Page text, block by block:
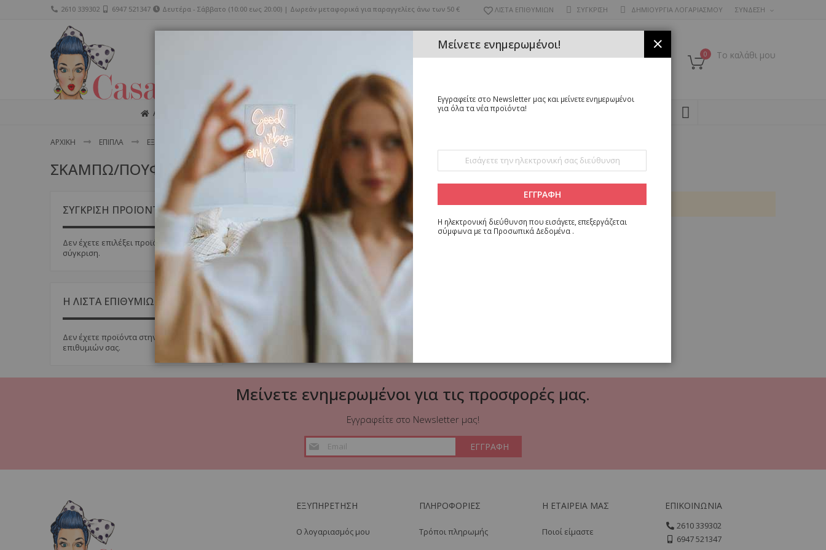
2610 339302 6947 521347 Δευτέρα - Σάββατο (10:00 εως 20:00) | Δωρεάν μεταφορικά για παραγγελίες άνω των 50 €Μετάβαση ΛΙΣΤΑ ΕΠΙΘΥΜΙΩΝ ΣΥΓΚΡΙΣΗ ΣΥΝΔΕΣΗ
ΔΗΜΙΟΥΡΓΙΑ ΛΟΓΑΡΙΑΣΜΟΥ
Το καλάθι μου
0
ΑΡΧΙΚΗ ΔΙΑΚΟΣΜΗΣΗ ΛΕΥΚΑ ΕΙΔΗ ΦΩΤΙΣΤΙΚΑ ΕΠΟΧΙΑΚΑ
ΑΡΧΙΚΗ ΕΠΙΠΛΑ ΕΞΩΤΕΡΙΚΟΥ ΧΩΡΟΥ ΣΚΑΜΠΩ/ΠΟΥΦ
ΣΚΑΜΠΩ/ΠΟΥΦ
Δεν μπορούμε να βρούμε προϊόντα που να ταιριάζουν στην επιλογή.
ΣΥΓΚΡΙΣΗ ΠΡΟΪΟΝΤΩΝ
Δεν έχετε επιλέξει προϊόντα για
σύγκριση.
Η ΛΙΣΤΑ ΕΠΙΘΥΜΙΩΝ ΜΟΥ
Δεν έχετε προϊόντα στην λίστα
επιθυμιών σας.
Μείνετε ενημερωμένοι για τις προσφορές μας.
Εγγραφείτε στο Newsletter μας!
Εγγραφή
Ενημερωτικό
Δελτίο:
ΕΓΓΡΑΦΗ
ΕΞΥΠΗΡΕΤΗΣΗ
Ο λογαριασμός μου
ΠΛΗΡΟΦΟΡΙΕΣ
Τρόποι πληρωμής
Η ΕΤΑΙΡΕΙΑ ΜΑΣ
Ποιοί είμαστε
ΕΠΙΚΟΙΝΩΝΙΑ
2610 339302
6947 521347
ΚΛΕΊΣΙΜΟ
Μείνετε ενημερωμένοι!
Εγγραφείτε στο Newsletter μας και μείνετε ενημερωμένοι
για όλα τα νέα προϊόντα!
Εγγραφή
Ενημερωτικό
Δελτίο:
ΕΓΓΡΑΦΗ
Η ηλεκτρονική διεύθυνση που εισάγετε, επεξεργάζεται
σύμφωνα με τα Προσωπικά Δεδομένα .